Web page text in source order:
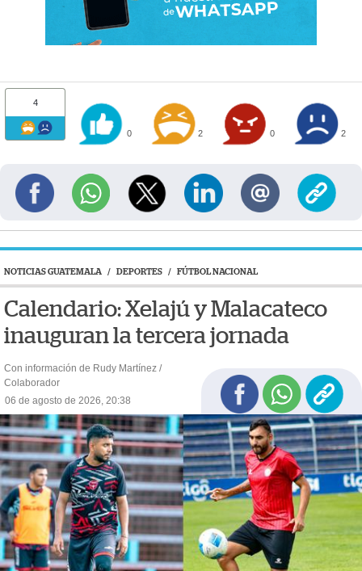
4
0 2 0 2
NOTICIAS GUATEMALA / DEPORTES / FÚTBOL NACIONAL
Calendario: Xelajú y Malacateco
inauguran la tercera jornada
Con información de Rudy Martínez /
Colaborador
06 de agosto de 2026, 20:38